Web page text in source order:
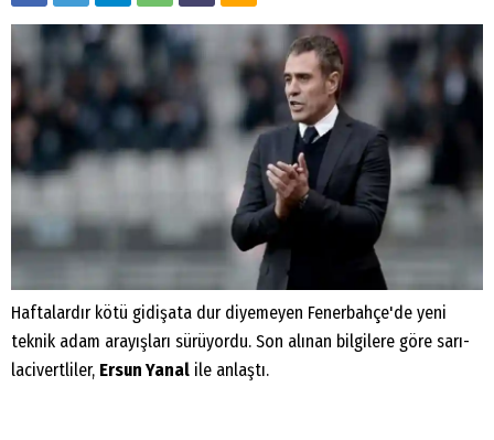
Haftalardır kötü gidişata dur diyemeyen Fenerbahçe'de yeni
teknik adam arayışları sürüyordu. Son alınan bilgilere göre sarı-
lacivertliler, Ersun Yanal ile anlaştı.